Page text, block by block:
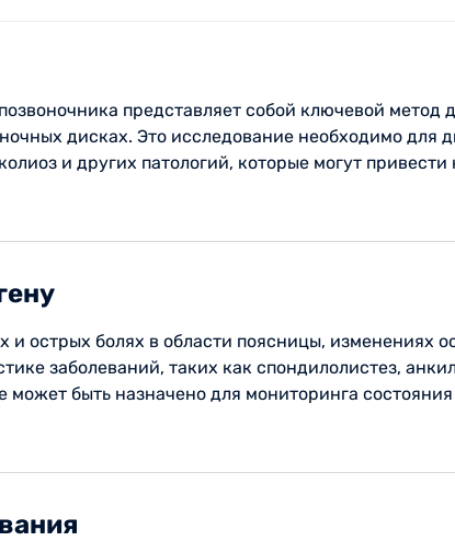
представляет собой ключевой
дисках. Это исследование необходимо для
и других патологий, которые могут
острых болях в области поясницы, изменениях
заболеваний, таких как спондилолистез,
быть назначено для мониторинга